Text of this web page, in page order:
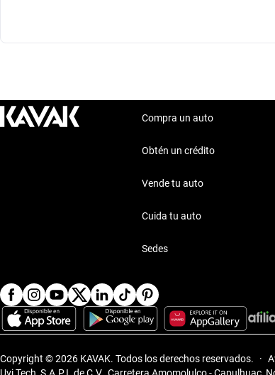
Compra un auto
Obtén un crédito
Vende tu auto
Cuida tu auto
Sedes
Copyright © 2026 KAVAK. Todos los derechos reservados. ·